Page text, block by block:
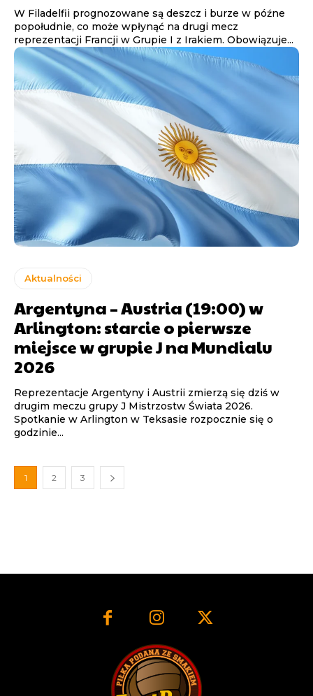
W Filadelfii prognozowane są deszcz i burze w późne
popołudnie, co może wpłynąć na drugi mecz
reprezentacji Francji w Grupie I z Irakiem. Obowiązuje...
Aktualności
Argentyna – Austria (19:00) w
Arlington: starcie o pierwsze
miejsce w grupie J na Mundialu
2026
Reprezentacje Argentyny i Austrii zmierzą się dziś w
drugim meczu grupy J Mistrzostw Świata 2026.
Spotkanie w Arlington w Teksasie rozpocznie się o
godzinie...
1 2 3